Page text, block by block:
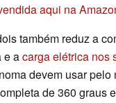
aqui na
também reduz a
e acarga elétrica nos
devem usar
de 360 graus